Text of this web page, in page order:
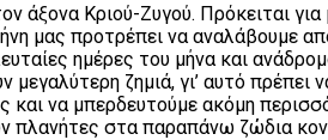
άξονα Κριού-Ζυγού. Πρόκειται
μας προτρέπει να αναλάβουμε
ημέρες του μήνα και
ζημιά, γι’ αυτό πρέπει
να μπερδευτούμε ακόμη
πλανήτες στα παραπάνω ζώδια